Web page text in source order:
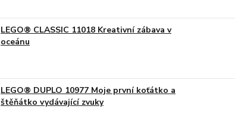
LEGO® CLASSIC 11018 Kreativní zábava v
oceánu
LEGO® DUPLO 10977 Moje první koťátko a
štěňátko vydávající zvuky